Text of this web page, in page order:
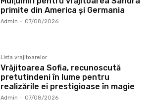
primite din America și Germania
Admin - 07/08/2026
Lista vrajitoarelor
Vrăjitoarea Sofia, recunoscută
pretutindeni în lume pentru
realizările ei prestigioase în magie
Admin - 07/08/2026